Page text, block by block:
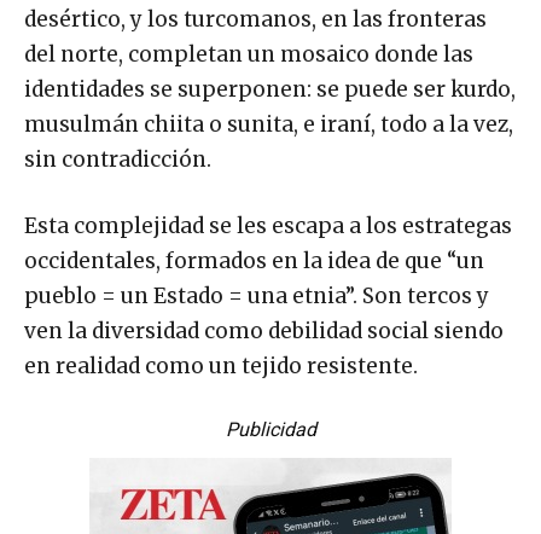
desértico, y los turcomanos, en las fronteras
del norte, completan un mosaico donde las
identidades se superponen: se puede ser kurdo,
musulmán chiita o sunita, e iraní, todo a la vez,
sin contradicción.
Esta complejidad se les escapa a los estrategas
occidentales, formados en la idea de que “un
pueblo = un Estado = una etnia”. Son tercos y
ven la diversidad como debilidad social siendo
en realidad como un tejido resistente.
Publicidad